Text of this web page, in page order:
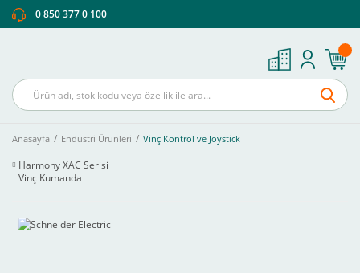
0 850 377 0 100
Anasayfa Endüstri Ürünleri Vinç Kontrol ve Joystick
Harmony XAC Serisi
Vinç Kumanda